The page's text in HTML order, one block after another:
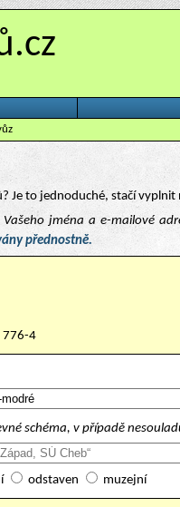
Je to jednoduché, stačí
jména a e-mailové
přednostně.
776-4
schéma, v případě
odstaven muzejní